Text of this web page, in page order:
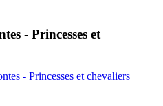
- Princesses et
- Princesses et chevaliers